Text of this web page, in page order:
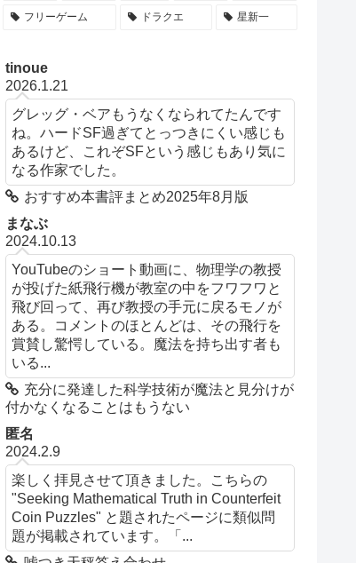
フリーゲーム ドラクエ 星新一
tinoue
2026.1.21
グレッグ・ベアもうなくなられてたんです
ね。ハードSF過ぎてとっつきにくい感じも
あるけど、これぞSFという感じもあり気に
なる作家でした。
おすすめ本書評まとめ2025年8月版
まなぶ
2024.10.13
YouTubeのショート動画に、物理学の教授
が投げた紙飛行機が教室の中をフワフワと
飛び回って、再び教授の手元に戻るモノが
ある。コメントのほとんどは、その飛行を
賞賛し驚愕している。魔法を持ち出す者も
いる...
充分に発達した科学技術が魔法と見分けが
付かなくなることはもうない
匿名
2024.2.9
楽しく拝見させて頂きました。こちらの
"Seeking Mathematical Truth in Counterfeit
Coin Puzzles" と題されたページに類似問
題が掲載されています。「...